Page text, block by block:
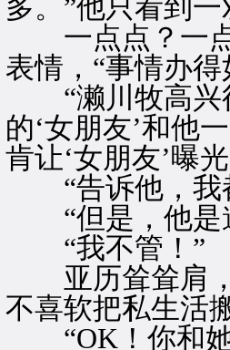
多。”他只看到
一点点？一点
表情，“事情办得
“濑川牧高兴
的‘女朋友’和他
肯让‘女朋友’曝
“告诉他，我
“但是，他是
“我不管！”
亚历耸耸肩，
不喜软把私生活
“OK！你和她